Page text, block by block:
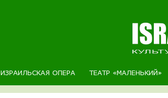
ИЗРАИЛЬСКАЯ ОПЕРА ТЕАТР «МАЛЕНЬКИЙ»